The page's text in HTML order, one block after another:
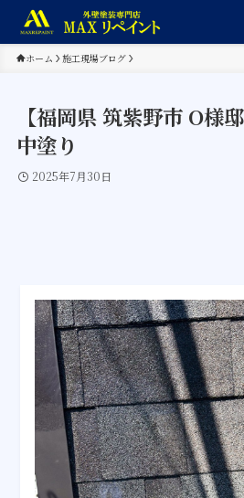
ホーム 施工現場ブログ
【福岡県 筑紫野市 O様
中塗り
2025年7月30日